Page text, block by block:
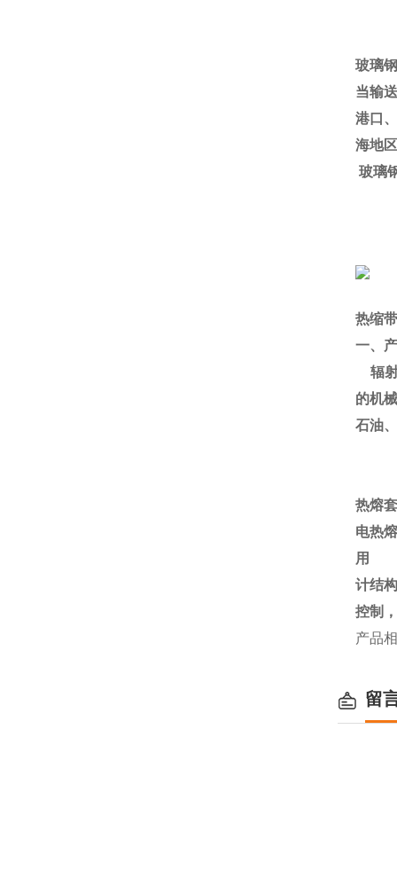
玻璃
当输
港口
海地
玻璃
热缩
一、
辐
的机
石油
热熔套
电热
用
计结
控制
产品
留